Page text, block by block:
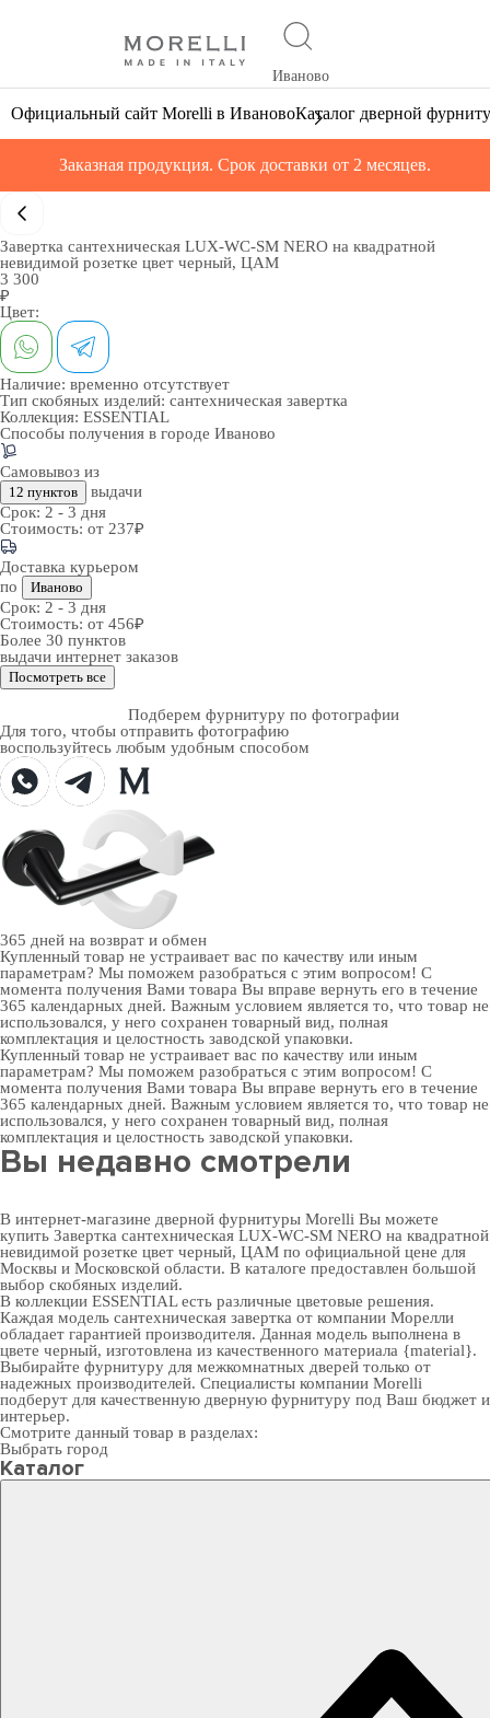
Иваново
Официальный сайт Morelli в ИвановоКаталог дверной
Заказная продукция. Срок доставки от 2 месяцев.
Завертка сантехническая LUX-WC-SM NERO на квадратной
невидимой розетке цвет черный, ЦАМ
3 300
₽
Цвет:
Наличие: временно отсутствует
Тип скобяных изделий: сантехническая завертка
Коллекция: ESSENTIAL
Способы получения в городе Иваново
Самовывоз из
12 пунктов
выдачи
Срок: 2 - 3 дня
Стоимость: от 237₽
Доставка курьером
по
Иваново
Срок: 2 - 3 дня
Стоимость: от 456₽
Более 30 пунктов
выдачи интернет заказов
Посмотреть все
Подберем фурнитуру по фотографии
Для того, чтобы отправить фотографию
воспользуйтесь любым удобным способом
365 дней на возврат и обмен
Купленный товар не устраивает вас по качеству или иным
параметрам? Мы поможем разобраться с этим вопросом! С
момента получения Вами товара Вы вправе вернуть его в течение
365 календарных дней. Важным условием является то, что товар не
использовался, у него сохранен товарный вид, полная
комплектация и целостность заводской упаковки.
Купленный товар не устраивает вас по качеству или иным
параметрам? Мы поможем разобраться с этим вопросом! С
момента получения Вами товара Вы вправе вернуть его в течение
365 календарных дней. Важным условием является то, что товар не
использовался, у него сохранен товарный вид, полная
комплектация и целостность заводской упаковки.
Вы недавно смотрели
В интернет-магазине дверной фурнитуры Morelli Вы можете
купить Завертка сантехническая LUX-WC-SM NERO на квадратной
невидимой розетке цвет черный, ЦАМ по официальной цене для
Москвы и Московской области. В каталоге предоставлен большой
выбор скобяных изделий.
В коллекции ESSENTIAL есть различные цветовые решения.
Каждая модель сантехническая завертка от компании Морелли
обладает гарантией производителя. Данная модель выполнена в
цвете черный, изготовлена из качественного материала {material}.
Выбирайте фурнитуру для межкомнатных дверей только от
надежных производителей. Специалисты компании Morelli
подберут для качественную дверную фурнитуру под Ваш бюджет и
интерьер.
Смотрите данный товар в разделах:
Выбрать город
Каталог